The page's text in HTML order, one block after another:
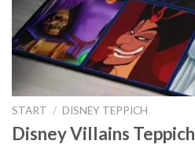
START / DISNEY TEPPICH
Disney Villains Teppich